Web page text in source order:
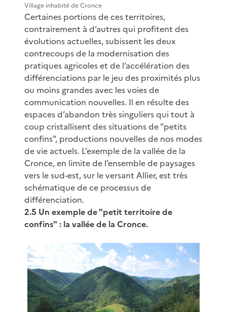
Village inhabité de Cronce
Certaines portions de ces territoires,
contrairement à d’autres qui profitent des
évolutions actuelles, subissent les deux
contrecoups de la modernisation des
pratiques agricoles et de l’accélération des
différenciations par le jeu des proximités plus
ou moins grandes avec les voies de
communication nouvelles. Il en résulte des
espaces d’abandon très singuliers qui tout à
coup cristallisent des situations de "petits
confins", productions nouvelles de nos modes
de vie actuels. L’exemple de la vallée de la
Cronce, en limite de l’ensemble de paysages
vers le sud-est, sur le versant Allier, est très
schématique de ce processus de
différenciation.
2.5 Un exemple de "petit territoire de
confins" : la vallée de la Cronce.